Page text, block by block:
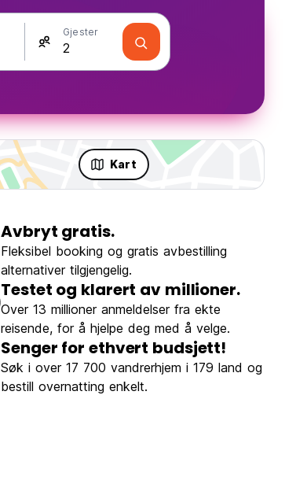
Gjester
Kart
Avbryt gratis.
Fleksibel booking og gratis avbestilling
alternativer tilgjengelig.
Testet og klarert av millioner.
Over 13 millioner anmeldelser fra ekte
reisende, for å hjelpe deg med å velge.
Senger for ethvert budsjett!
Søk i over 17 700 vandrerhjem i 179 land og
bestill overnatting enkelt.